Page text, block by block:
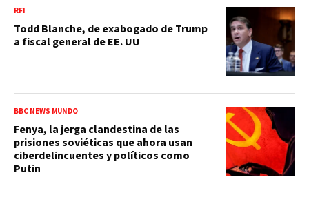
RFI
Todd Blanche, de exabogado de Trump
a fiscal general de EE. UU
BBC NEWS MUNDO
Fenya, la jerga clandestina de las
prisiones soviéticas que ahora usan
ciberdelincuentes y políticos como
Putin